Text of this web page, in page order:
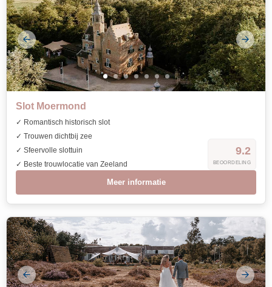
Slot Moermond
✓ Romantisch historisch slot
✓ Trouwen dichtbij zee
✓ Sfeervolle slottuin
✓ Beste trouwlocatie van Zeeland
9.2
BEOORDELING
Meer informatie